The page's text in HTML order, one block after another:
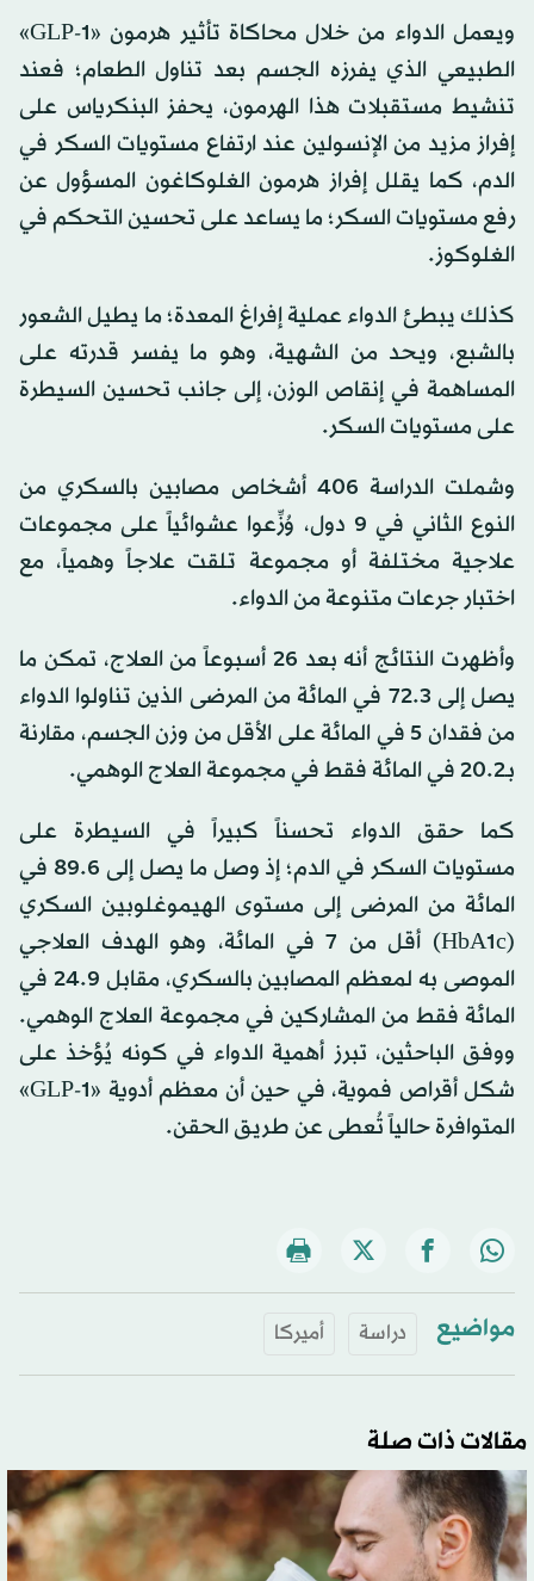
ويعمل الدواء من خلال محاكاة تأثير هرمون «GLP-1»
الطبيعي الذي يفرزه الجسم بعد تناول الطعام؛ فعند
تنشيط مستقبلات هذا الهرمون، يحفز البنكرياس على
إفراز مزيد من الإنسولين عند ارتفاع مستويات السكر في
الدم، كما يقلل إفراز هرمون الغلوكاغون المسؤول عن
رفع مستويات السكر؛ ما يساعد على تحسين التحكم في
الغلوكوز.
كذلك يبطئ الدواء عملية إفراغ المعدة؛ ما يطيل الشعور
بالشبع، ويحد من الشهية، وهو ما يفسر قدرته على
المساهمة في إنقاص الوزن، إلى جانب تحسين السيطرة
على مستويات السكر.
وشملت الدراسة 406 أشخاص مصابين بالسكري من
النوع الثاني في 9 دول، وُزِّعوا عشوائياً على مجموعات
علاجية مختلفة أو مجموعة تلقت علاجاً وهمياً، مع
اختبار جرعات متنوعة من الدواء.
وأظهرت النتائج أنه بعد 26 أسبوعاً من العلاج، تمكن ما
يصل إلى 72.3 في المائة من المرضى الذين تناولوا الدواء
من فقدان 5 في المائة على الأقل من وزن الجسم، مقارنة
بـ20.2 في المائة فقط في مجموعة العلاج الوهمي.
كما حقق الدواء تحسناً كبيراً في السيطرة على
مستويات السكر في الدم؛ إذ وصل ما يصل إلى 89.6 في
المائة من المرضى إلى مستوى الهيموغلوبين السكري
(HbA1c) أقل من 7 في المائة، وهو الهدف العلاجي
الموصى به لمعظم المصابين بالسكري، مقابل 24.9 في
المائة فقط من المشاركين في مجموعة العلاج الوهمي.
ووفق الباحثين، تبرز أهمية الدواء في كونه يُؤخذ على
شكل أقراص فموية، في حين أن معظم أدوية «GLP-1»
المتوافرة حالياً تُعطى عن طريق الحقن.
مواضيع دراسة أميركا
مقالات ذات صلة